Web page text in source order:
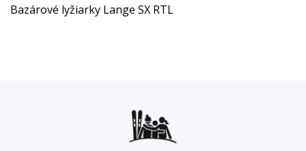
Bazárové lyžiarky Lange SX RTL